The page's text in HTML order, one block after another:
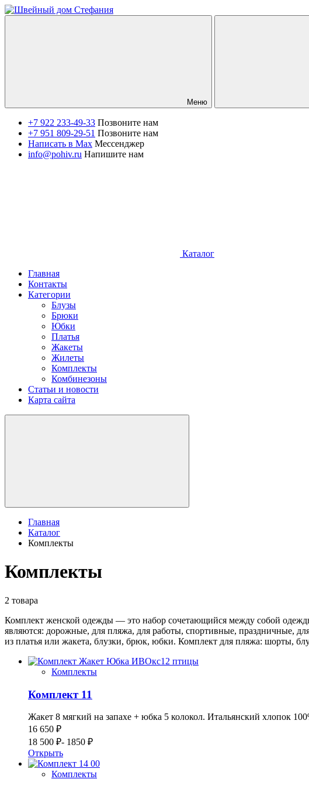
Меню
+7 922 233-49-33 Позвоните нам
+7 951 809-29-51 Позвоните нам
Написать в Max Мессенджер
info@pohiv.ru Напишите нам
Каталог
Главная
Контакты
Категории
Блузы
Брюки
Юбки
Платья
Жакеты
Жилеты
Комплекты
Комбинезоны
Статьи и новости
Карта сайта
Главная
Каталог
Комплекты
Комплекты
2 товара
Комплект женской одежды — это набор сочетающийся между собой
являются: дорожные, для пляжа, для работы, спортивные, праздничные,
из платья или жакета, блузки, брюк, юбки. Комплект для пляжа: шорты,
Комплекты
Комплект 11
Жакет 8 мягкий на запахе + юбка 5 колокол. Итальянский хлопок
16 650 ₽
18 500 ₽- 1850 ₽
Открыть
Комплекты